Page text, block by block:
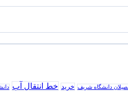
دانشگاه شریف خرید خط انتقال آب